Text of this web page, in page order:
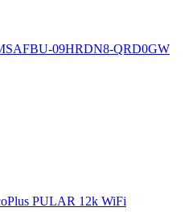
09HRDN8-QRD0GW
PULAR 12k WiFi